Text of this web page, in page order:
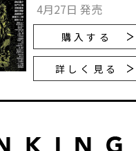
4月27日 発売
購入する
詳しく見る